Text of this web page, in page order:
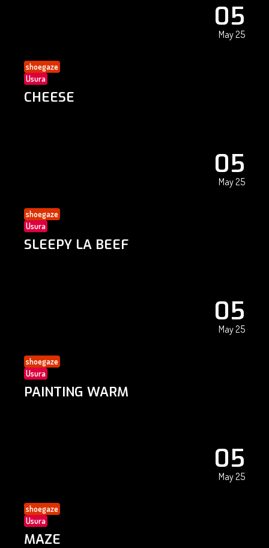
05
May 25
shoegaze
Usura
CHEESE
05
May 25
shoegaze
Usura
SLEEPY LA BEEF
05
May 25
shoegaze
Usura
PAINTING WARM
05
May 25
shoegaze
Usura
MAZE